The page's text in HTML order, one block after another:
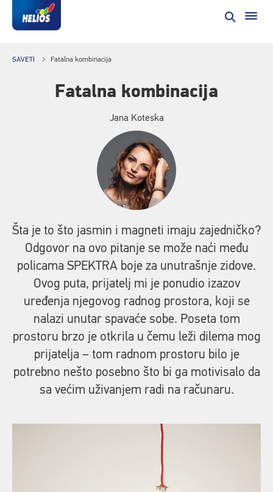
SAVETI Fatalna kombinacija
Fatalna kombinacija
Jana Koteska
Šta je to što jasmin i magneti imaju zajedničko?
Odgovor na ovo pitanje se može naći među
policama SPEKTRA boje za unutrašnje zidove.
Ovog puta, prijatelj mi je ponudio izazov
uređenja njegovog radnog prostora, koji se
nalazi unutar spavaće sobe. Poseta tom
prostoru brzo je otkrila u čemu leži dilema mog
prijatelja – tom radnom prostoru bilo je
potrebno nešto posebno što bi ga motivisalo da
sa većim uživanjem radi na računaru.